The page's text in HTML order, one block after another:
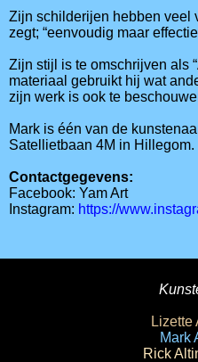
Zijn schilderijen hebben veel
zegt; “eenvoudig maar
Zijn stijl is te omschrijven als
materiaal gebruikt hij wat
zijn werk is ook te
Mark is één van de
Satellietbaan 4M in Hillegom.
Contactgegevens:
Facebook: Yam Art
Instagram: https://
Lizette
Mark
Rick